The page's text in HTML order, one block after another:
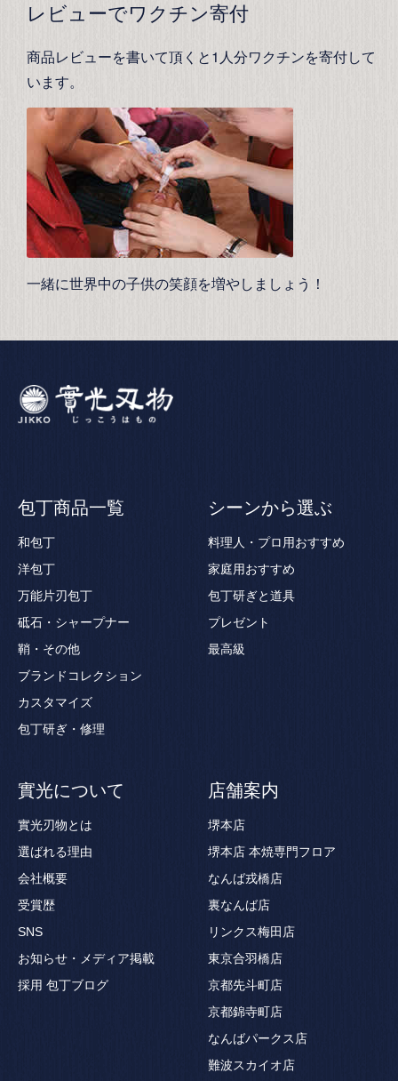
レビューでワクチン寄付
商品レビューを書いて頂くと1人分ワクチンを寄付して
います。
一緒に世界中の子供の笑顔を増やしましょう！
包丁商品一覧
和包丁
洋包丁
万能片刃包丁
砥石・シャープナー
鞘・その他
ブランドコレクション
カスタマイズ
包丁研ぎ・修理
シーンから選ぶ
料理人・プロ用おすすめ
家庭用おすすめ
包丁研ぎと道具
プレゼント
最高級
實光について
實光刃物とは
選ばれる理由
会社概要
受賞歴
SNS
お知らせ・メディア掲載
採用 包丁ブログ
店舗案内
堺本店
堺本店 本焼専門フロア
なんば戎橋店
裏なんば店
リンクス梅田店
東京合羽橋店
京都先斗町店
京都錦寺町店
なんばパークス店
難波スカイオ店